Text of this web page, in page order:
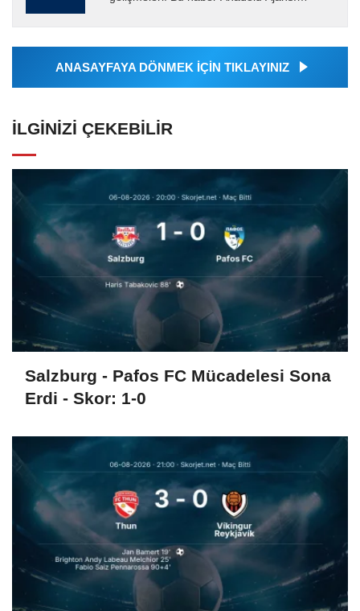
tarafından geçilen tüm...
ANASAYFAYA DÖNMEK İÇİN TIKLAYINIZ
İLGINIZI ÇEKEBILIR
Salzburg - Pafos FC Mücadelesi Sona
Erdi - Skor: 1-0